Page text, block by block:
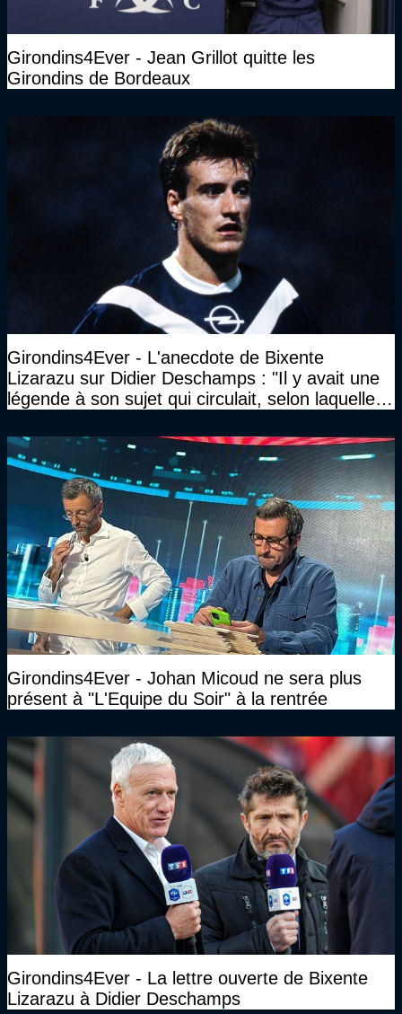
Girondins4Ever - Jean Grillot quitte les
Girondins de Bordeaux
Girondins4Ever - L'anecdote de Bixente
Lizarazu sur Didier Deschamps : "Il y avait une
légende à son sujet qui circulait, selon laquelle il
Girondins4Ever - Johan Micoud ne sera plus
présent à "L'Equipe du Soir" à la rentrée
Girondins4Ever - La lettre ouverte de Bixente
Lizarazu à Didier Deschamps